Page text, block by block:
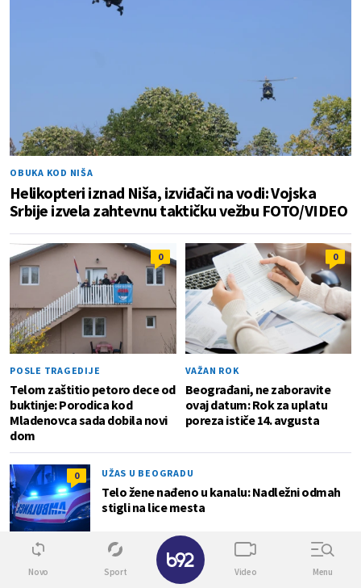
OBUKA KOD NIŠA
Helikopteri iznad Niša, izviđači na vodi: Vojska
Srbije izvela zahtevnu taktičku vežbu FOTO/VIDEO
0
POSLE TRAGEDIJE
Telom zaštitio petoro dece od
buktinje: Porodica kod
Mladenovca sada dobila novi
dom
0
VAŽAN ROK
Beograđani, ne zaboravite
ovaj datum: Rok za uplatu
poreza ističe 14. avgusta
0 UŽAS U BEOGRADU
Telo žene nađeno u kanalu: Nadležni odmah
stigli na lice mesta
NAPRAVILI SU MU PAKAO
Novo Sport Video Menu
✕